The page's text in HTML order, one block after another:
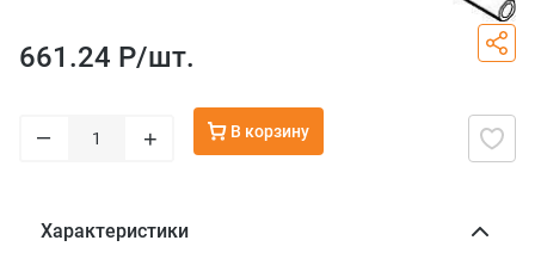
661.24 Р/шт.
– + В корзину
Характеристики